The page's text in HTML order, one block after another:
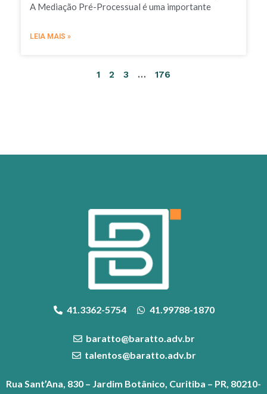
A Mediação Pré-Processual é uma importante
LEIA MAIS »
1 2 3 … 176
41.3362-5754 41.99788-1870
baratto@baratto.adv.br
talentos@baratto.adv.br
Rua Sant’Ana, 830 – Jardim Botânico, Curitiba – PR, 80210-